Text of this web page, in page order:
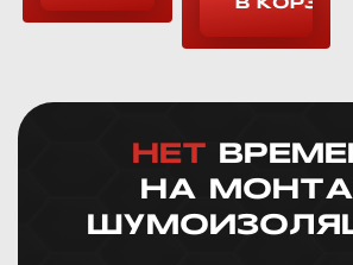
НЕТ
НА